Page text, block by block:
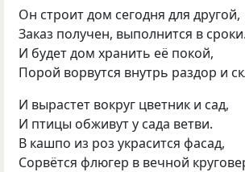
Он строит дом сегодня для другой,
Заказ получен, выполнится в сроки.
И будет дом хранить её покой,
Порой ворвутся внутрь раздор и
И вырастет вокруг цветник и сад,
И птицы обживут у сада ветви.
В кашпо из роз украсится фасад,
Сорвётся флюгер в вечной